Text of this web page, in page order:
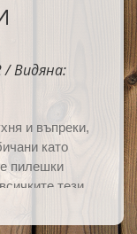
/ Видяна:
и въпреки,
като
пилешки
тези
и най-